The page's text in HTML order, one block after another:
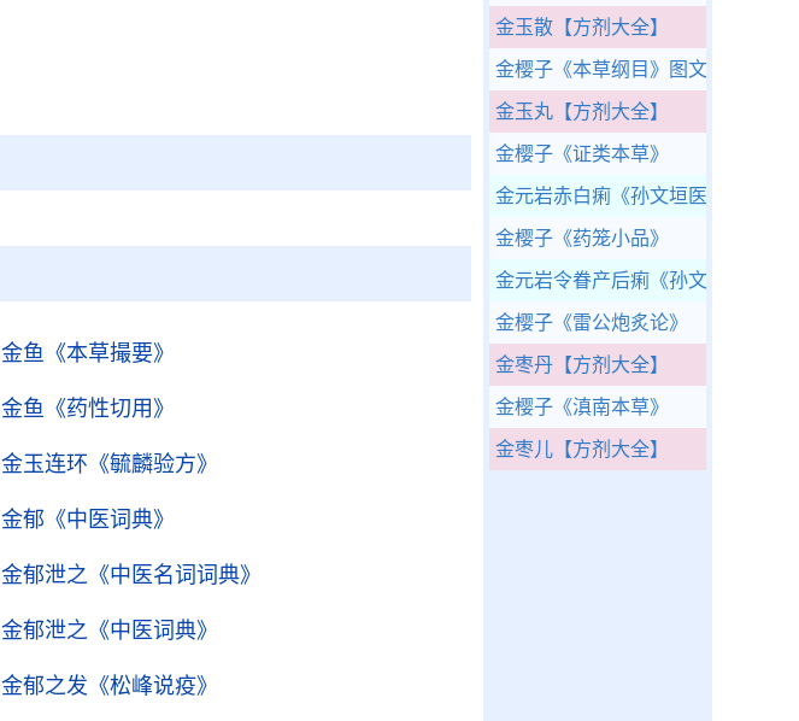
金鱼 《本草撮要》
金鱼 《药性切用》
金玉连环 《毓麟验方》
金郁 《中医词典》
金郁泄之 《中医名词词典》
金郁泄之 《中医词典》
金郁之发 《松峰说疫》
金玉散 【方剂大全】
金樱子 《本草纲目》图文版
金玉丸 【方剂大全】
金樱子 《证类本草》
金元岩赤白痢 《孙文垣医案》
金樱子 《药笼小品》
金元岩令眷产后痢 《孙文垣医案》
金樱子 《雷公炮炙论》
金枣丹 【方剂大全】
金樱子 《滇南本草》
金枣儿 【方剂大全】